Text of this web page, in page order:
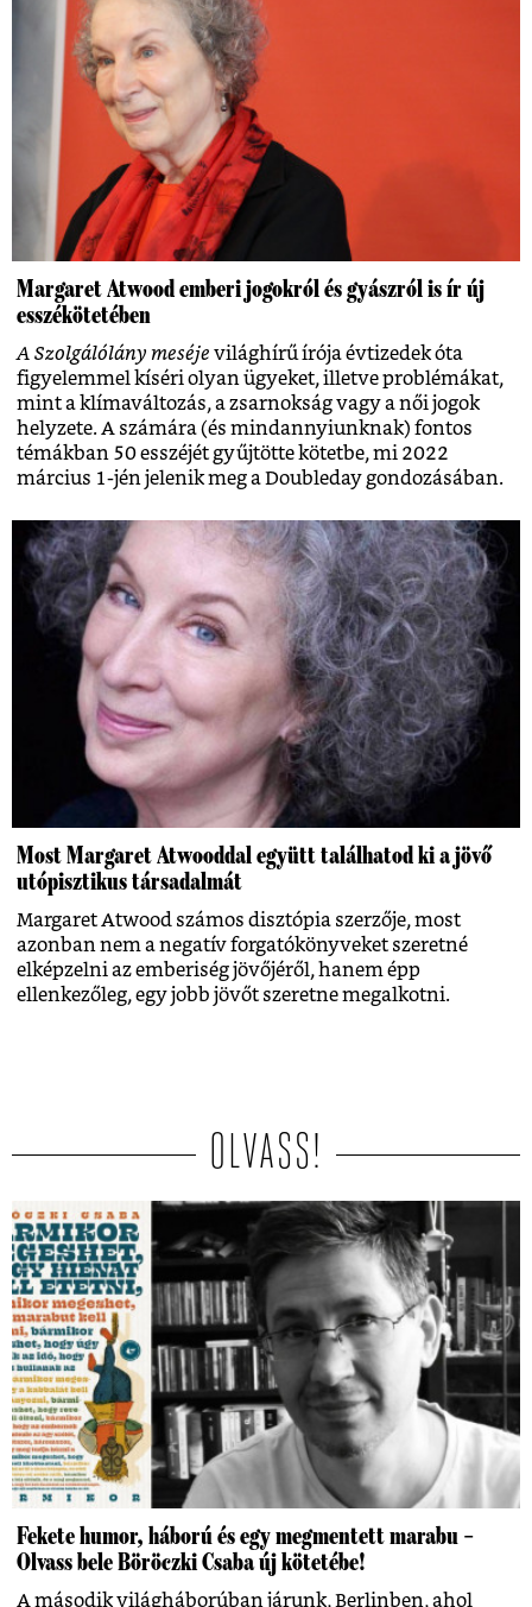
Margaret Atwood emberi jogokról és gyászról is ír új
esszékötetében
A Szolgálólány meséje világhírű írója évtizedek óta
figyelemmel kíséri olyan ügyeket, illetve problémákat,
mint a klímaváltozás, a zsarnokság vagy a női jogok
helyzete. A számára (és mindannyiunknak) fontos
témákban 50 esszéjét gyűjtötte kötetbe, mi 2022
március 1-jén jelenik meg a Doubleday gondozásában.
Most Margaret Atwooddal együtt találhatod ki a jövő
utópisztikus társadalmát
Margaret Atwood számos disztópia szerzője, most
azonban nem a negatív forgatókönyveket szeretné
elképzelni az emberiség jövőjéről, hanem épp
ellenkezőleg, egy jobb jövőt szeretne megalkotni.
OLVASS!
Fekete humor, háború és egy megmentett marabu –
Olvass bele Böröczki Csaba új kötetébe!
A második világháborúban járunk, Berlinben, ahol